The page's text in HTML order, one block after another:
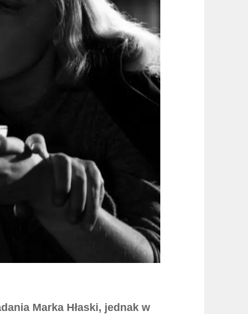
Marka Hłaski, jednak w